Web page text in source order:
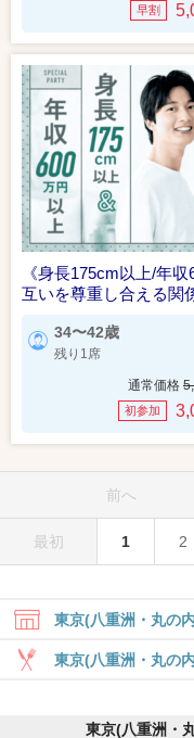
早割
《身長175cm以上/年
互いを尊重し合える関
34〜42歳
残り1席
通常価格
初参加
前へ
最初 1 2
東京(八重洲・丸の
東京(八重洲・丸の
東京(八重洲・